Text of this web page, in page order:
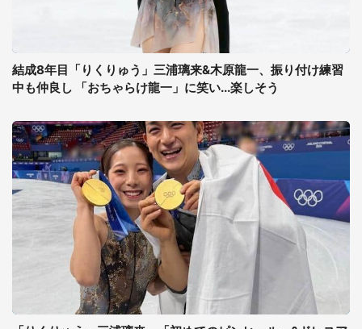
結成8年目「りくりゅう」三浦璃来&木原龍一、振り付け練習
中も仲良し 「おちゃらけ龍一」に笑い...楽しそう